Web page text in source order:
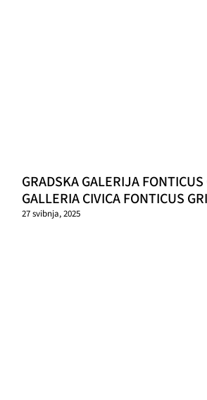
GRADSKA GALERIJA
GALLERIA CIVICA FONTICUS
27 svibnja, 2025